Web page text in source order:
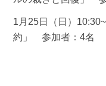
1月25日（日）
約」 参加者：4名